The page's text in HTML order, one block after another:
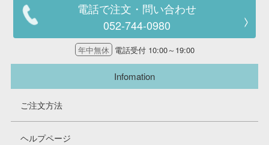
電話で注文・問い合わせ
052-744-0980
年中無休 電話受付 10:00～19:00
Infomation
ご注文方法
ヘルプページ